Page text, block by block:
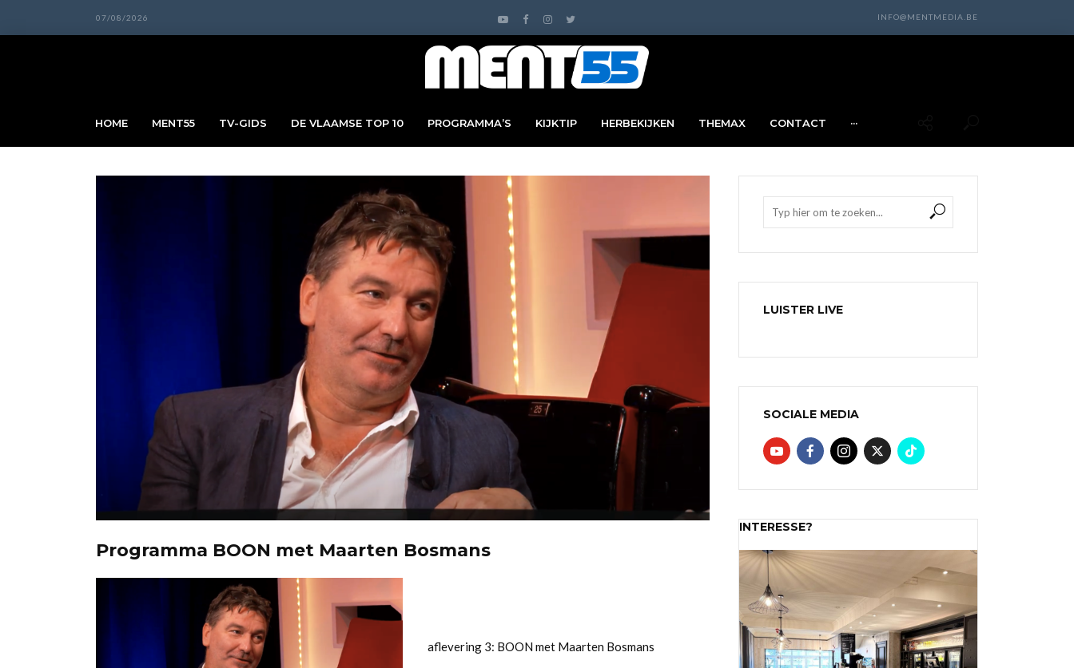
07/08/2026 INFO@MENTMEDIA.BE
HOME MENT55 TV-GIDS DE VLAAMSE TOP 10 PROGRAMMA’S KIJKTIP HERBEKIJKEN THEMAX CONTACT ···
Programma BOON met Maarten Bosmans
aflevering 3: BOON met Maarten Bosmans
LUISTER LIVE
SOCIALE MEDIA
INTERESSE?